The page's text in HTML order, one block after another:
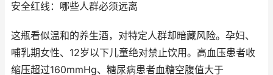
安全红线：哪些人群必须远离
这瓶看似温和的养生酒，对特定人群却暗藏风险。孕妇、
哺乳期女性、12岁以下儿童绝对禁止饮用。高血压患者收
缩压超过160mmHg、糖尿病患者血糖空腹值大于